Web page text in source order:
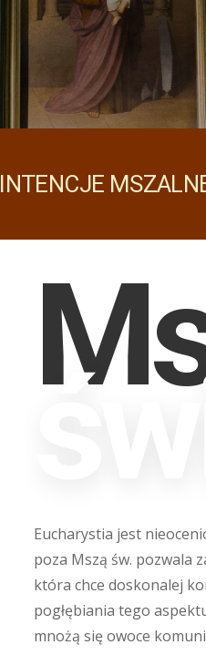
INTENCJE
Eucharystia jest
poza Mszą św. pozwala
która chce doskonalej
pogłębiania tego
mnożą się owoce